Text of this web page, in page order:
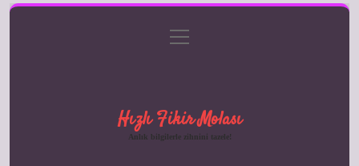
Gizlilik Politikası
menüyü
aç
Hızlı Fikir Molası
Anlık bilgilerle zihnini tazele!